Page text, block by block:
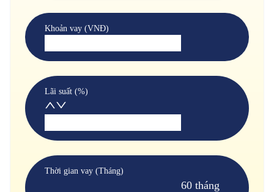
Khoản vay (VNĐ)
Lãi suất (%)
Thời gian vay (Tháng)
60 tháng